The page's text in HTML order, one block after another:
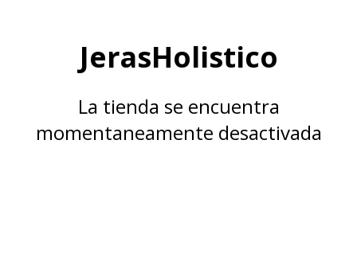
JerasHolistico
La tienda se encuentra
momentaneamente desactivada